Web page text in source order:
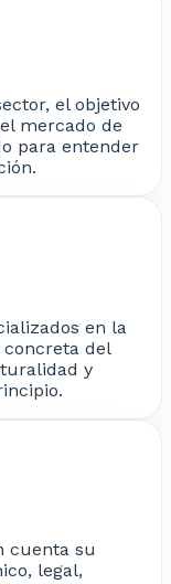
el objetivo
mercado de
para entender
en la
del
y
cuenta su
legal,